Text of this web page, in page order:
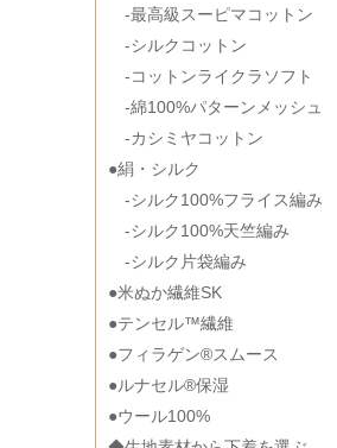
-最高級スーピマコットン
-シルクコットン
-コットンライクラソフト
-綿100%パターンメッシュ
-カシミヤコットン
●絹・シルク
-シルク100%フライス編み
-シルク100%天竺編み
-シルク片袋編み
●米ぬか繊維SK
●テンセル™繊維
●フィラゲン®スムース
●ルナセル®保湿
●ウール100%